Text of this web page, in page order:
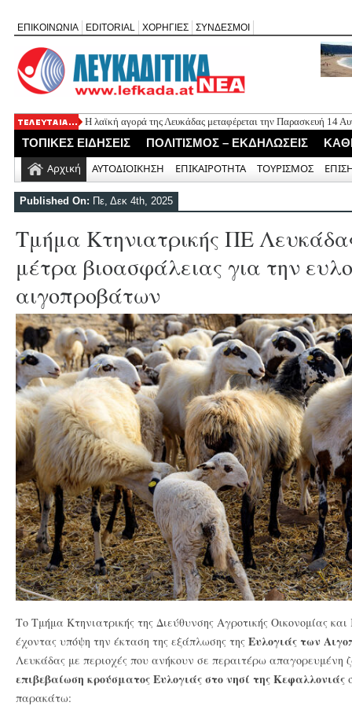
ΕΠΙΚΟΙΝΩΝΙΑ EDITORIAL ΧΟΡΗΓΙΕΣ ΣΥΝΔΕΣΜΟΙ
Η λαϊκή αγορά της Λευκάδας μεταφέρεται την Παρασκευή 14
Εορτασμός της Μεταμόρφωσης στο Μεγανήσι Λευκάδας
Ο Δήμος Λευκάδας προμηθεύεται 40 αντίτυπα του
Τρεις θεματικές ομιλίες στον Ιερό Ναό Μεταμορφώσεως του
ΤΟΠΙΚΕΣ ΕΙΔΗΣΕΙΣ ΠΟΛΙΤΙΣΜΟΣ – ΕΚΔΗΛΩΣΕΙΣ
Αρχική ΑΥΤΟΔΙΟΙΚΗΣΗ ΕΠΙΚΑΙΡΟΤΗΤΑ ΤΟΥΡΙΣΜΟΣ
Published On: Πε, Δεκ 4th, 2025
Τμήμα Κτηνιατρικής ΠΕ
μέτρα βιοασφάλειας για την
αιγοπροβάτων
Το Τμήμα Κτηνιατρικής της Διεύθυνσης Αγροτικής Οικονομίας και
έχοντας υπόψη την έκταση της εξάπλωσης της Ευλογιάς των
Λευκάδας με περιοχές που ανήκουν σε περαιτέρω απαγορευμένη
επιβεβαίωση κρούσματος Ευλογιάς στο νησί της Κεφαλλονιάς
παρακάτω: